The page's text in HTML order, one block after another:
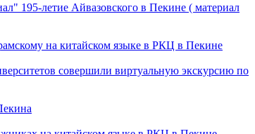
195-летие Айвазовского в Пекине ( материал
на китайском языке в РКЦ в Пекине
совершили виртуальную экскурсию по